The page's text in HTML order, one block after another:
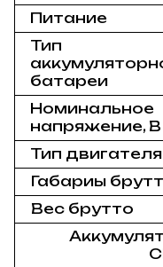
Питание
Тип
батареи
Номинальное
напряжение, В
Тип двигателя
Габариы
Вес брутто